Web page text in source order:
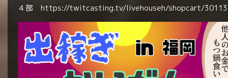
４部 https://twitcasting.tv/livehouseh/shopcart/